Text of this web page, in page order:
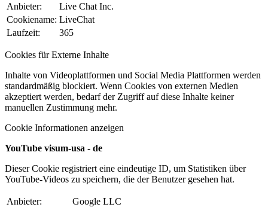
Anbieter:
Live Chat Inc.
Cookiename: LiveChat
Laufzeit:
365
Cookies für Externe Inhalte
Inhalte von Videoplattformen und Social Media Plattformen werden
standardmäßig blockiert. Wenn Cookies von externen Medien
akzeptiert werden, bedarf der Zugriff auf diese Inhalte keiner
manuellen Zustimmung mehr.
Cookie Informationen anzeigen
YouTube visum-usa - de
Dieser Cookie registriert eine eindeutige ID, um Statistiken über
YouTube-Videos zu speichern, die der Benutzer gesehen hat.
Anbieter:
Google LLC